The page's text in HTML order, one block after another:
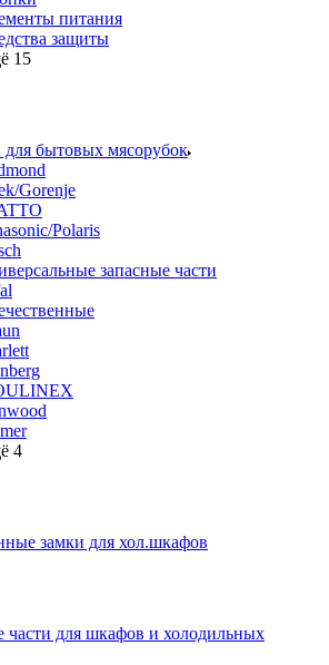
питания
защиты
15
для бытовых мясорубок
Gorenje
Polaris
запасные части
4
замки для хол.шкафов
части для шкафов и холодильных